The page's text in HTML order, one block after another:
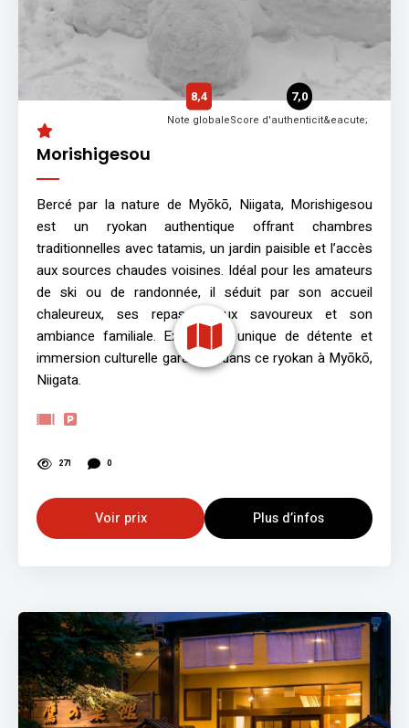
Morishigesou
8,4
Note globale
7,0
Score d'authenticit&eacute;
Bercé par la nature de Myōkō, Niigata, Morishigesou
est un ryokan authentique offrant chambres
traditionnelles avec tatamis, un jardin paisible et l’accès
aux sources chaudes voisines. Idéal pour les amateurs
de ski ou de randonnée, il séduit par son accueil
chaleureux, ses repas locaux savoureux et son
ambiance familiale. Expérience unique de détente et
immersion culturelle garanties dans ce ryokan à Myōkō,
Niigata.
271 0
Voir prix Plus d’infos